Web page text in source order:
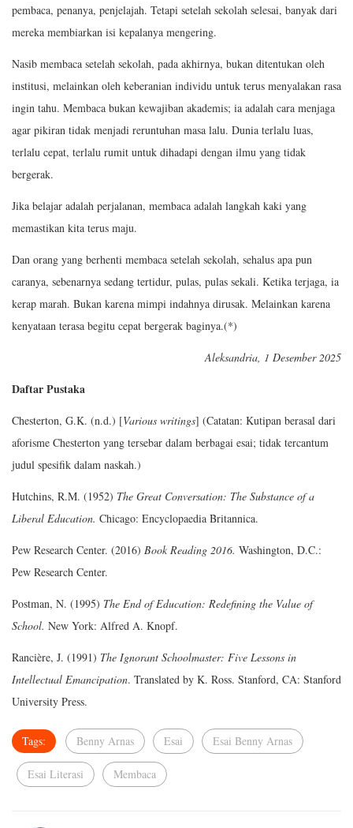
pembaca, penanya, penjelajah. Tetapi setelah sekolah selesai, banyak dari
mereka membiarkan isi kepalanya mengering.
Nasib membaca setelah sekolah, pada akhirnya, bukan ditentukan oleh
institusi, melainkan oleh keberanian individu untuk terus menyalakan rasa
ingin tahu. Membaca bukan kewajiban akademis; ia adalah cara menjaga
agar pikiran tidak menjadi reruntuhan masa lalu. Dunia terlalu luas,
terlalu cepat, terlalu rumit untuk dihadapi dengan ilmu yang tidak
bergerak.
Jika belajar adalah perjalanan, membaca adalah langkah kaki yang
memastikan kita terus maju.
Dan orang yang berhenti membaca setelah sekolah, sehalus apa pun
caranya, sebenarnya sedang tertidur, pulas, pulas sekali. Ketika terjaga, ia
kerap marah. Bukan karena mimpi indahnya dirusak. Melainkan karena
kenyataan terasa begitu cepat bergerak baginya.(*)
Aleksandria, 1 Desember 2025
Daftar Pustaka
Chesterton, G.K. (n.d.) [Various writings] (Catatan: Kutipan berasal dari
aforisme Chesterton yang tersebar dalam berbagai esai; tidak tercantum
judul spesifik dalam naskah.)
Hutchins, R.M. (1952) The Great Conversation: The Substance of a
Liberal Education. Chicago: Encyclopaedia Britannica.
Pew Research Center. (2016) Book Reading 2016. Washington, D.C.:
Pew Research Center.
Postman, N. (1995) The End of Education: Redefining the Value of
School. New York: Alfred A. Knopf.
Rancière, J. (1991) The Ignorant Schoolmaster: Five Lessons in
Intellectual Emancipation. Translated by K. Ross. Stanford, CA: Stanford
University Press.
Tags: Benny Arnas Esai Esai Benny Arnas
Esai Literasi Membaca